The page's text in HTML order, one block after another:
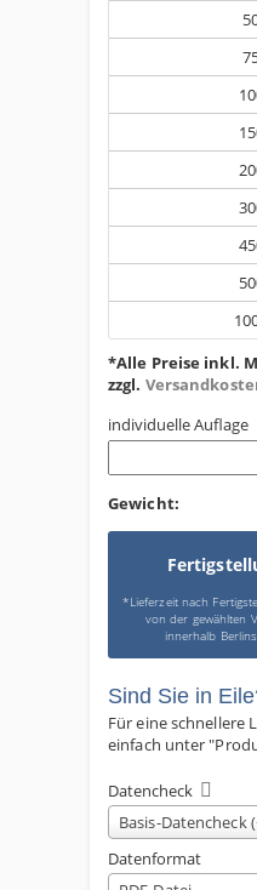
*Alle Preise inkl.
zzgl.
individuelle Auflage
Gewicht:
*Lieferzeit nach
von der gewählten
innerhalb
Sind Sie in
Für eine schnellere
einfach unter
Datencheck
Basis-Datencheck
Datenformat